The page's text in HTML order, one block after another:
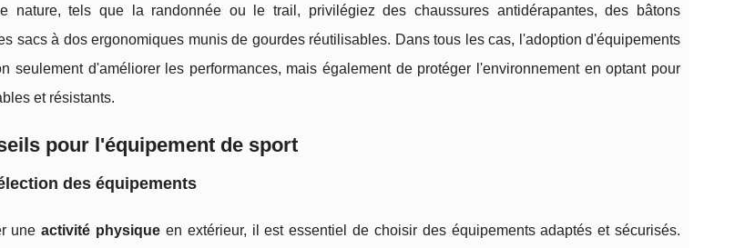
nature, tels que la randonnée ou le trail, privilégiez des chaussures antidérapantes, des bâtons
sacs à dos ergonomiques munis de gourdes réutilisables. Dans tous les cas, l'adoption d'équipements
seulement d'améliorer les performances, mais également de protéger l'environnement en optant pour
et résistants.
pour l'équipement de sport
des équipements
uneactivité physique en extérieur, il est essentiel de choisir des équipements adaptés et sécurisés.